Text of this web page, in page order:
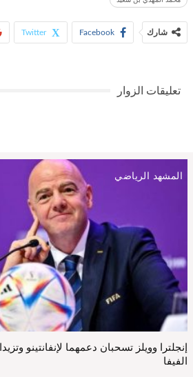
شارك Facebook
Twitter
تعليقات الزوار
المشهد الرياضي
إنجلترا وويلز تسحبان دعمهما لإنفانتينو
الفيفا